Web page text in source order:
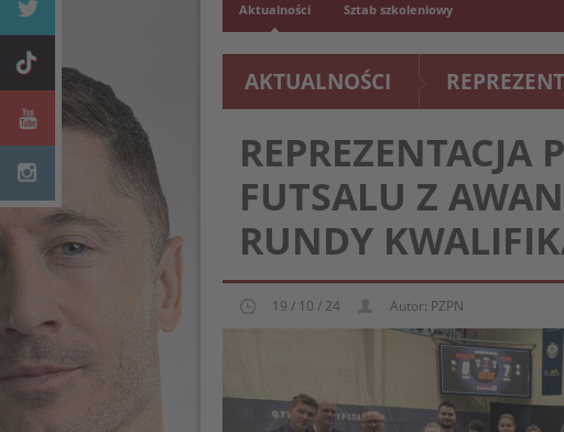
Aktualności Sztab szkoleniowy
AKTUALNOŚCI
REPREZENTACJA
FUTSALU Z
RUNDY
19 / 10 / 24 Autor: PZPN